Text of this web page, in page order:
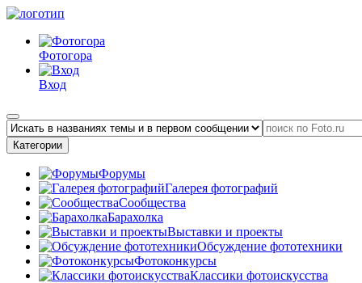
Фотогора
Вход
Категории
Форумы
Галерея фотографий
Сообщества
Барахолка
Выставки и проекты
Обсуждение фототехники
Фотоконкурсы
Классики фотоискусства